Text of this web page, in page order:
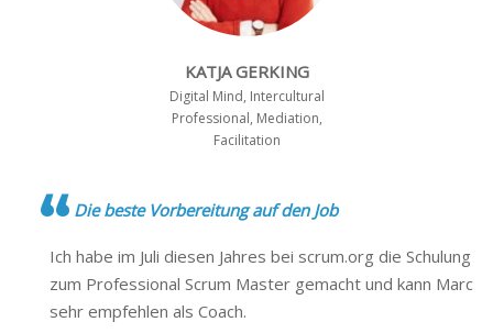
KATJA GERKING
Digital Mind, Intercultural
Professional, Mediation,
Facilitation
Die beste Vorbereitung auf den Job
Ich habe im Juli diesen Jahres bei scrum.org die Schulung
zum Professional Scrum Master gemacht und kann Marc
sehr empfehlen als Coach.